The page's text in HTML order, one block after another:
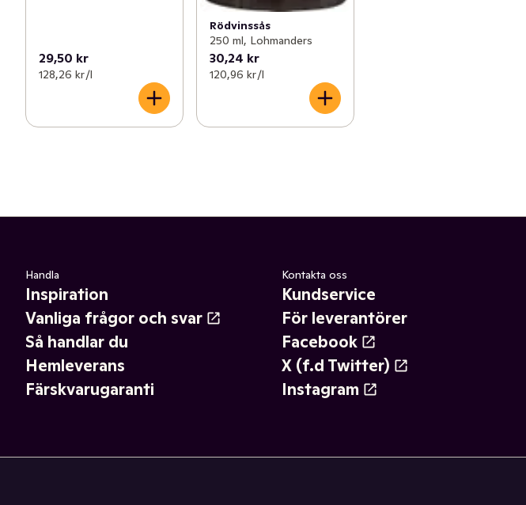
29,50 kr
128,26 kr /l
Rödvinssås
250 ml, Lohmanders
30,24 kr
120,96 kr /l
Handla
Inspiration
Vanliga frågor och svar
Så handlar du
Hemleverans
Färskvarugaranti
Kontakta oss
Kundservice
För leverantörer
Facebook
X (f.d Twitter)
Instagram